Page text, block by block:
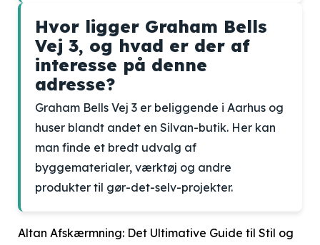
Hvor ligger Graham Bells
Vej 3, og hvad er der af
interesse på denne
adresse?
Graham Bells Vej 3 er beliggende i Aarhus og
huser blandt andet en Silvan-butik. Her kan
man finde et bredt udvalg af
byggematerialer, værktøj og andre
produkter til gør-det-selv-projekter.
Altan Afskærmning: Det Ultimative Guide til Stil og